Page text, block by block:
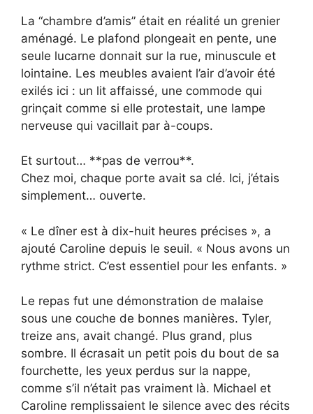
La “chambre d’amis” était en réalité un grenier
aménagé. Le plafond plongeait en pente, une
seule lucarne donnait sur la rue, minuscule et
lointaine. Les meubles avaient l’air d’avoir été
exilés ici : un lit affaissé, une commode qui
grinçait comme si elle protestait, une lampe
nerveuse qui vacillait par à-coups.
Et surtout… **pas de verrou**.
Chez moi, chaque porte avait sa clé. Ici, j’étais
simplement… ouverte.
« Le dîner est à dix-huit heures précises », a
ajouté Caroline depuis le seuil. « Nous avons un
rythme strict. C’est essentiel pour les enfants. »
Le repas fut une démonstration de malaise
sous une couche de bonnes manières. Tyler,
treize ans, avait changé. Plus grand, plus
sombre. Il écrasait un petit pois du bout de sa
fourchette, les yeux perdus sur la nappe,
comme s’il n’était pas vraiment là. Michael et
Caroline remplissaient le silence avec des récits